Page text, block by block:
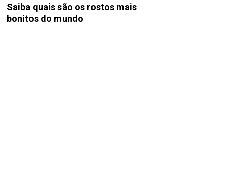
Saiba quais são os rostos mais
bonitos do mundo